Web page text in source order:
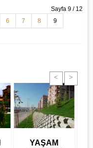
Sayfa 9 / 12
6 7 8 9
< >
YAŞAM